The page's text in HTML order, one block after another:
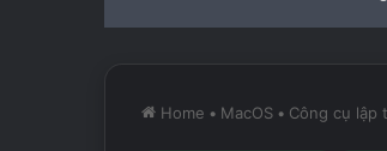
Home • MacOS • Công cụ lập